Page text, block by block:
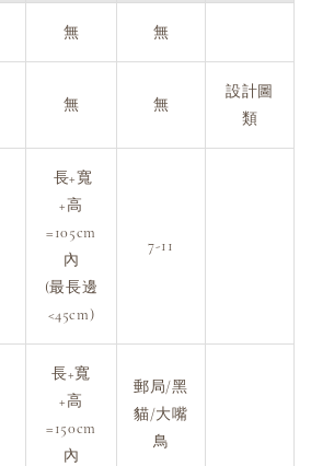
無 無
無 無
設計圖
類
長+寬
+高
=105cm
內
(最長邊
<45cm)
7-11
長+寬
+高
=150cm
內
郵局/黑
貓/大嘴
鳥